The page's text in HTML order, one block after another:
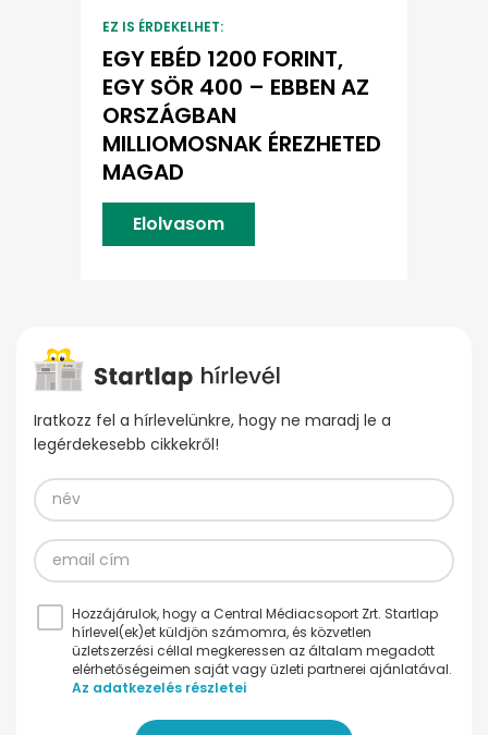
EZ IS ÉRDEKELHET:
EGY EBÉD 1200 FORINT,
EGY SÖR 400 – EBBEN AZ
ORSZÁGBAN
MILLIOMOSNAK ÉREZHETED
MAGAD
Elolvasom
Iratkozz fel a hírlevelünkre, hogy ne maradj le a
legérdekesebb cikkekről!
Hozzájárulok, hogy a Central Médiacsoport Zrt. Startlap
hírlevel(ek)et küldjön számomra, és közvetlen
üzletszerzési céllal megkeressen az általam megadott
elérhetőségeimen saját vagy üzleti partnerei ajánlatával.
Az adatkezelés részletei